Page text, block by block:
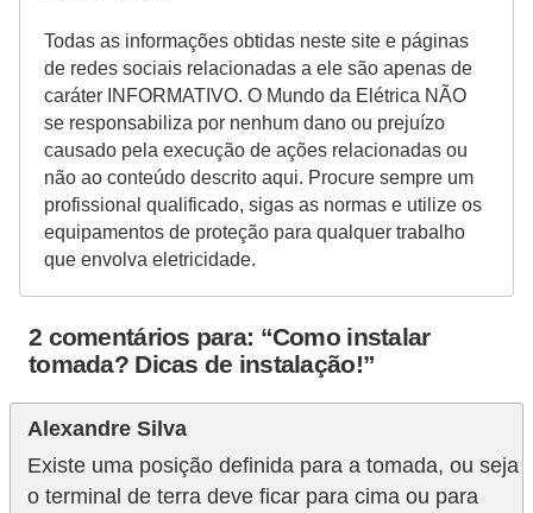
Todas as informações obtidas neste site e páginas
de redes sociais relacionadas a ele são apenas de
caráter INFORMATIVO. O Mundo da Elétrica NÃO
se responsabiliza por nenhum dano ou prejuízo
causado pela execução de ações relacionadas ou
não ao conteúdo descrito aqui. Procure sempre um
profissional qualificado, sigas as normas e utilize os
equipamentos de proteção para qualquer trabalho
que envolva eletricidade.
2 comentários para: “Como instalar
tomada? Dicas de instalação!”
Alexandre Silva
Existe uma posição definida para a tomada, ou seja
o terminal de terra deve ficar para cima ou para